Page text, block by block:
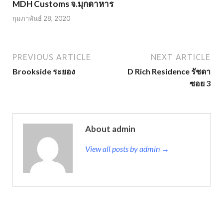
MDH Customs จ.มุกดาหาร
กุมภาพันธ์ 28, 2020
PREVIOUS ARTICLE
Brookside ระยอง
NEXT ARTICLE
D Rich Residence รัชดา
ซอย 3
About admin
View all posts by admin →